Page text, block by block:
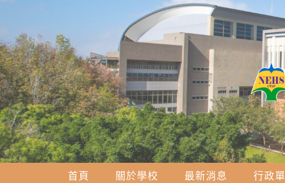
至
主
要
內
容
首頁 關於學校 最新消息 行政